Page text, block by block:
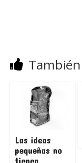
Las ideas
pequeñas no
tienen